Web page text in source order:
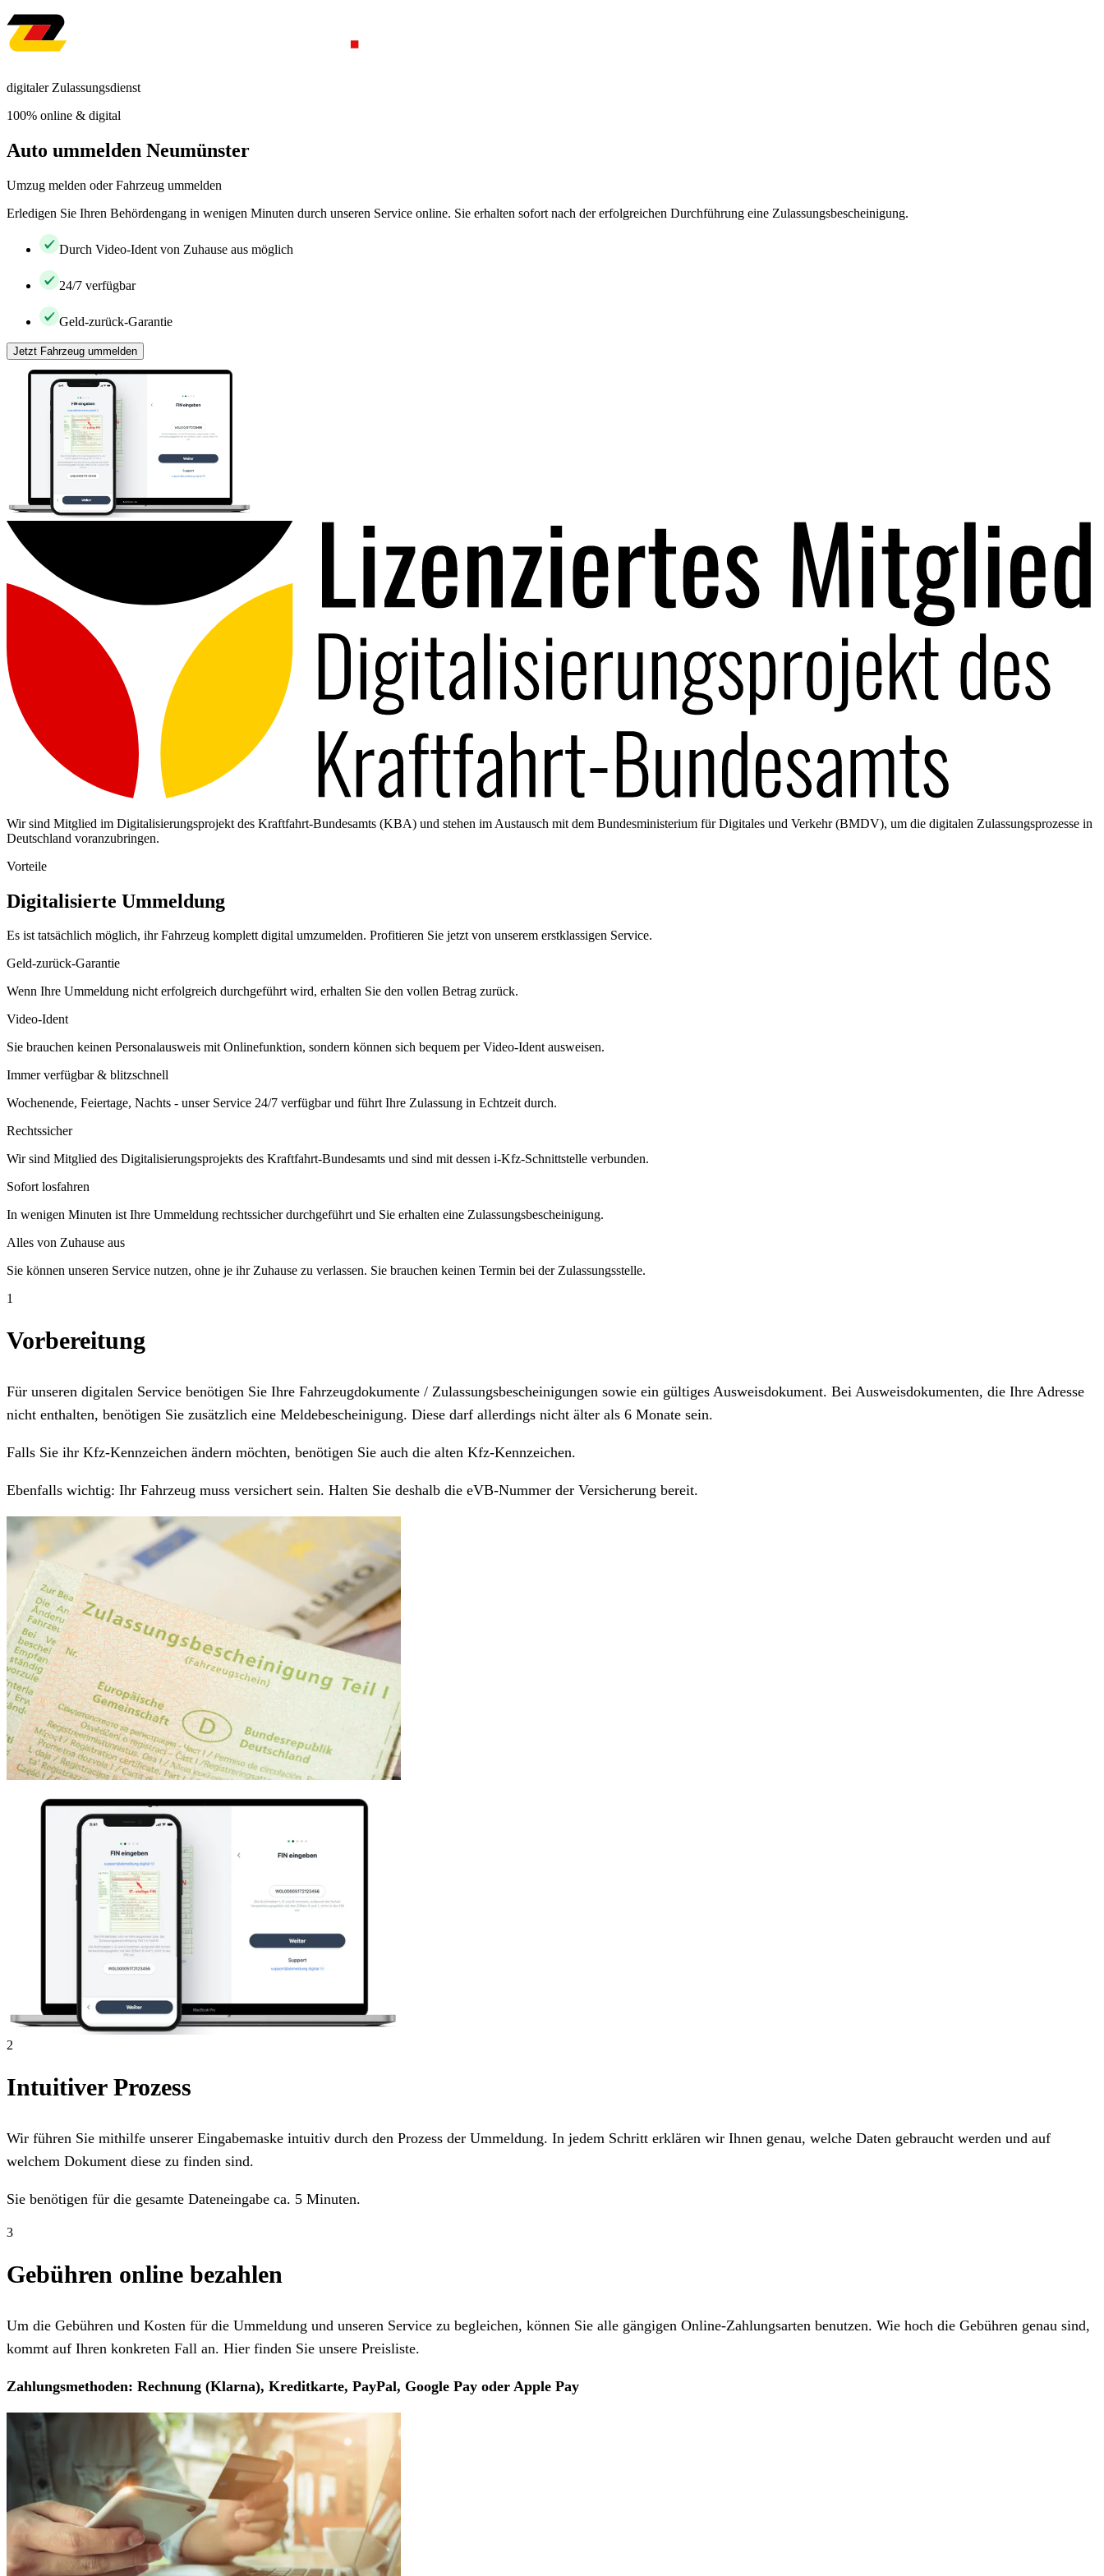
digitaler Zulassungsdienst
100% online & digital
Auto ummelden Neumünster
Umzug melden oder Fahrzeug ummelden
Erledigen Sie Ihren Behördengang in wenigen Minuten durch unseren Service online. Sie erhalten sofort nach der erfolgreichen Durchführung eine Zulassungsbescheinigung.
Durch Video-Ident von Zuhause aus möglich
24/7 verfügbar
Geld-zurück-Garantie
Jetzt Fahrzeug ummelden
Wir sind Mitglied im Digitalisierungsprojekt des Kraftfahrt-Bundesamts (KBA) und stehen im Austausch mit dem Bundesministerium für Digitales und Verkehr (BMDV), um die digitalen Zulassungsprozesse in
Deutschland voranzubringen.
Vorteile
Digitalisierte Ummeldung
Es ist tatsächlich möglich, ihr Fahrzeug komplett digital umzumelden. Profitieren Sie jetzt von unserem erstklassigen Service.
Geld-zurück-Garantie
Wenn Ihre Ummeldung nicht erfolgreich durchgeführt wird, erhalten Sie den vollen Betrag zurück.
Video-Ident
Sie brauchen keinen Personalausweis mit Onlinefunktion, sondern können sich bequem per Video-Ident ausweisen.
Immer verfügbar & blitzschnell
Wochenende, Feiertage, Nachts - unser Service 24/7 verfügbar und führt Ihre Zulassung in Echtzeit durch.
Rechtssicher
Wir sind Mitglied des Digitalisierungsprojekts des Kraftfahrt-Bundesamts und sind mit dessen i-Kfz-Schnittstelle verbunden.
Sofort losfahren
In wenigen Minuten ist Ihre Ummeldung rechtssicher durchgeführt und Sie erhalten eine Zulassungsbescheinigung.
Alles von Zuhause aus
Sie können unseren Service nutzen, ohne je ihr Zuhause zu verlassen. Sie brauchen keinen Termin bei der Zulassungsstelle.
1
Vorbereitung
Für unseren digitalen Service benötigen Sie Ihre Fahrzeugdokumente / Zulassungsbescheinigungen sowie ein gültiges Ausweisdokument. Bei Ausweisdokumenten, die Ihre Adresse
nicht enthalten, benötigen Sie zusätzlich eine Meldebescheinigung. Diese darf allerdings nicht älter als 6 Monate sein.
Falls Sie ihr Kfz-Kennzeichen ändern möchten, benötigen Sie auch die alten Kfz-Kennzeichen.
Ebenfalls wichtig: Ihr Fahrzeug muss versichert sein. Halten Sie deshalb die eVB-Nummer der Versicherung bereit.
2
Intuitiver Prozess
Wir führen Sie mithilfe unserer Eingabemaske intuitiv durch den Prozess der Ummeldung. In jedem Schritt erklären wir Ihnen genau, welche Daten gebraucht werden und auf
welchem Dokument diese zu finden sind.
Sie benötigen für die gesamte Dateneingabe ca. 5 Minuten.
3
Gebühren online bezahlen
Um die Gebühren und Kosten für die Ummeldung und unseren Service zu begleichen, können Sie alle gängigen Online-Zahlungsarten benutzen. Wie hoch die Gebühren genau sind,
kommt auf Ihren konkreten Fall an. Hier finden Sie unsere Preisliste.
Zahlungsmethoden: Rechnung (Klarna), Kreditkarte, PayPal, Google Pay oder Apple Pay